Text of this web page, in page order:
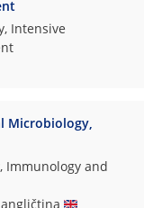
Intensive
Microbiology,
Immunology and
angličtina